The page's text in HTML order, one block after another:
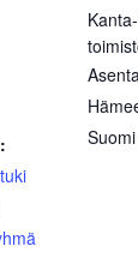
Suomi